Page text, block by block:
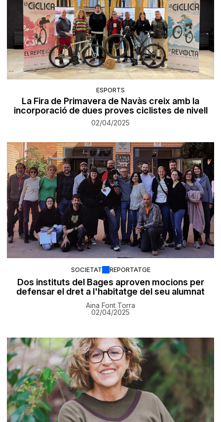
ESPORTS
La Fira de Primavera de Navàs creix amb la
incorporació de dues proves ciclistes de nivell
02/04/2025
SOCIETAT REPORTATGE
Dos instituts del Bages aproven mocions per
defensar el dret a l'habitatge del seu alumnat
Aina Font Torra
02/04/2025